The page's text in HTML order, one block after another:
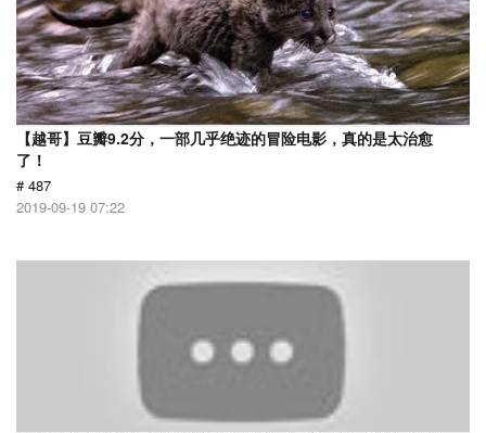
【越哥】豆瓣9.2分，一部几乎绝迹的冒险电影，真的是太治愈
了！
# 487
2019-09-19 07:22